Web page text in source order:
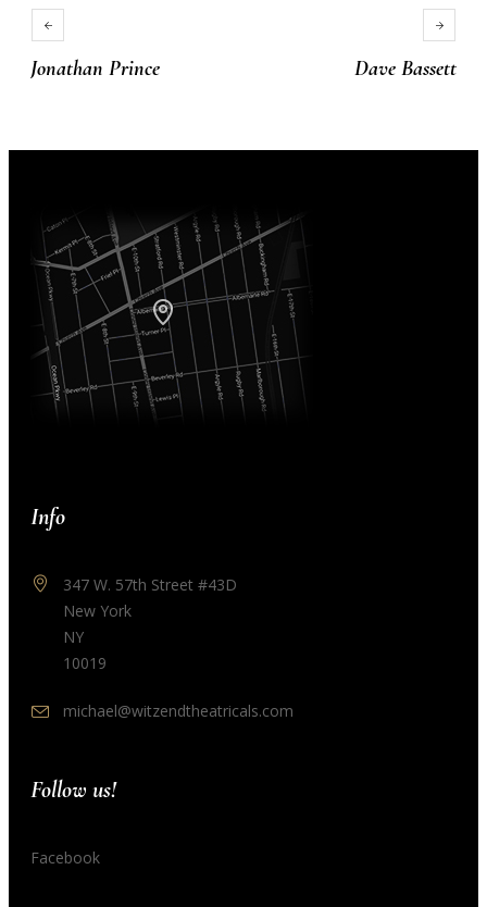
Jonathan Prince Dave Bassett
Info
347 W. 57th Street #43D
New York
NY
10019
michael@witzendtheatricals.com
Follow us!
Facebook